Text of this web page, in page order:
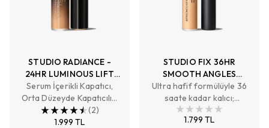
STUDIO RADIANCE -
24HR LUMINOUS LIFT
CONCEALER
Serum İçerikli Kapatıcı,
Orta Düzeyde Kapatıcılık,
Doğal Işıltılı Bitiş
(2)
1.999 TL
STUDIO FIX 36HR
SMOOTH ANGLES
CONCEALER
Ultra hafif formülüyle 36
saate kadar kalıcı;
pürüzsüz cilt görünümü
sağlayan, artırılabilir
1.799 TL